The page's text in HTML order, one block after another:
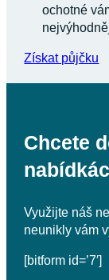
ochotné
Získat půjčku
Chcete
Využijte náš
neunikly vám
[bitform id=’7′]